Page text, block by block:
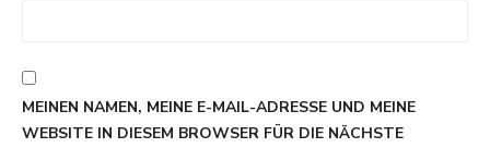
MEINEN NAMEN, MEINE E-MAIL-ADRESSE UND MEINE
WEBSITE IN DIESEM BROWSER FÜR DIE NÄCHSTE